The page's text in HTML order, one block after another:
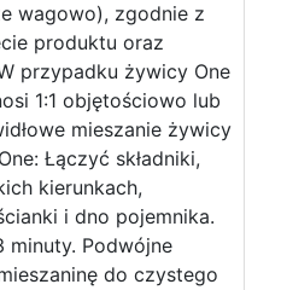
wagowo), zgodnie z
produktu oraz
przypadku żywicy One
1:1 objętościowo lub
mieszanie żywicy
Łączyć składniki,
kierunkach,
i dno pojemnika.
minuty. Podwójne
do czystego